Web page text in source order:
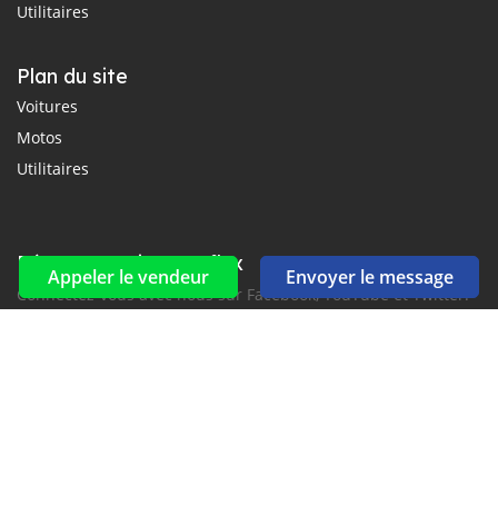
Appeler le vendeur Envoyer le message
Utilitaires
Plan du site
Voitures
Motos
Utilitaires
Réseaux sociaux et flux
Connectez-vous avec nous sur Facebook, YouTube et Twitter.